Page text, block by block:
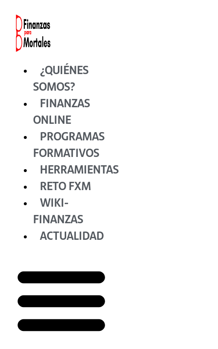
contenido
¿QUIÉNES
SOMOS?
FINANZAS
ONLINE
PROGRAMAS
FORMATIVOS
HERRAMIENTAS
RETO FXM
WIKI-
FINANZAS
ACTUALIDAD